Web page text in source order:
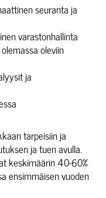
seuranta ja
varastonhallinta
oleviin
ja
tarpeisiin ja
ja tuen avulla.
keskimäärin 40-60%
ensimmäisen vuoden